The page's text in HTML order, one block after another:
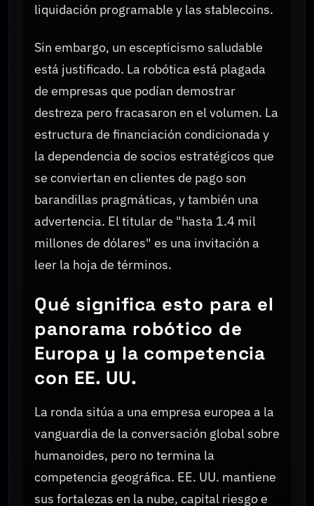
liquidación programable y las stablecoins.
Sin embargo, un escepticismo saludable
está justificado. La robótica está plagada
de empresas que podían demostrar
destreza pero fracasaron en el volumen. La
estructura de financiación condicionada y
la dependencia de socios estratégicos que
se conviertan en clientes de pago son
barandillas pragmáticas, y también una
advertencia. El titular de "hasta 1.4 mil
millones de dólares" es una invitación a
leer la hoja de términos.
Qué significa esto para el
panorama robótico de
Europa y la competencia
con EE. UU.
La ronda sitúa a una empresa europea a la
vanguardia de la conversación global sobre
humanoides, pero no termina la
competencia geográfica. EE. UU. mantiene
sus fortalezas en la nube, capital riesgo e